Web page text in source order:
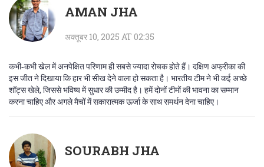
AMAN JHA
अक्तूबर 10, 2025 AT 02:35
कभी‑कभी खेल में अनपेक्षित परिणाम ही सबसे ज्यादा रोचक होते हैं। दक्षिण अफ्रीका की
इस जीत ने दिखाया कि हार भी सीख देने वाला हो सकता है। भारतीय टीम ने भी कई अच्छे
शॉट्स खेले, जिससे भविष्य में सुधार की उम्मीद है। हमें दोनों टीमों की भावना का सम्मान
करना चाहिए और अगले मैचों में सकारात्मक ऊर्जा के साथ समर्थन देना चाहिए।
SOURABH JHA